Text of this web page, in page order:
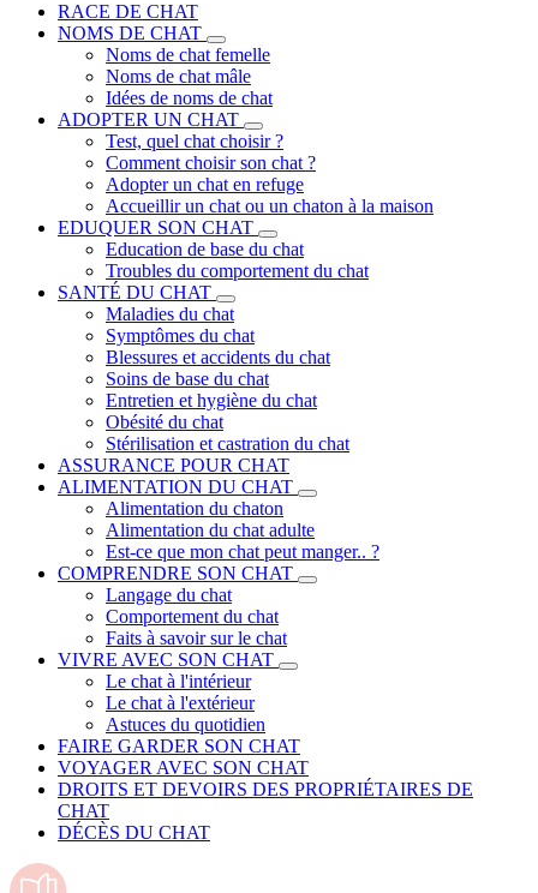
RACE DE CHAT
NOMS DE CHAT
Noms de chat femelle
Noms de chat mâle
Idées de noms de chat
ADOPTER UN CHAT
Test, quel chat choisir ?
Comment choisir son chat ?
Adopter un chat en refuge
Accueillir un chat ou un chaton à la maison
EDUQUER SON CHAT
Education de base du chat
Troubles du comportement du chat
SANTÉ DU CHAT
Maladies du chat
Symptômes du chat
Blessures et accidents du chat
Soins de base du chat
Entretien et hygiène du chat
Obésité du chat
Stérilisation et castration du chat
ASSURANCE POUR CHAT
ALIMENTATION DU CHAT
Alimentation du chaton
Alimentation du chat adulte
Est-ce que mon chat peut manger.. ?
COMPRENDRE SON CHAT
Langage du chat
Comportement du chat
Faits à savoir sur le chat
VIVRE AVEC SON CHAT
Le chat à l'intérieur
Le chat à l'extérieur
Astuces du quotidien
FAIRE GARDER SON CHAT
VOYAGER AVEC SON CHAT
DROITS ET DEVOIRS DES PROPRIÉTAIRES DE
CHAT
DÉCÈS DU CHAT